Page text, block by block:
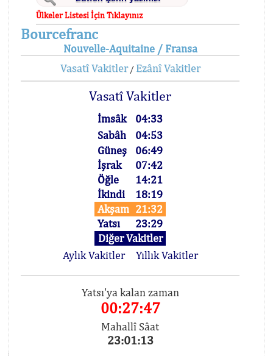
Ülkeler Listesi İçin Tıklayınız
Bourcefranc
Nouvelle-Aquitaine / Fransa
Vasatî Vakitler/ Ezânî Vakitler
Vasatî Vakitler
İmsâk
04:33
Sabâh
04:53
Güneş
06:49
İşrak
07:42
Öğle
14:21
İkindi
18:19
Akşam 21:32
Yatsı
23:29
Diğer Vakitler
Aylık Vakitler
Yıllık Vakitler
Yatsı'ya kalan zaman
00:27:47
Mahallî Sâat
23:01:13